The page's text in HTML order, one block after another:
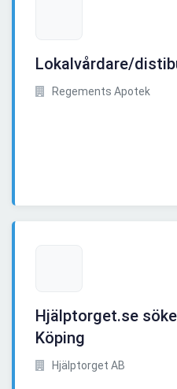
Lokalvårdare/
Regements Apotek
Hjälptorget.se
Köping
Hjälptorget AB